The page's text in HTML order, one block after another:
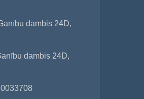
dambis 24D,
dambis 24D,